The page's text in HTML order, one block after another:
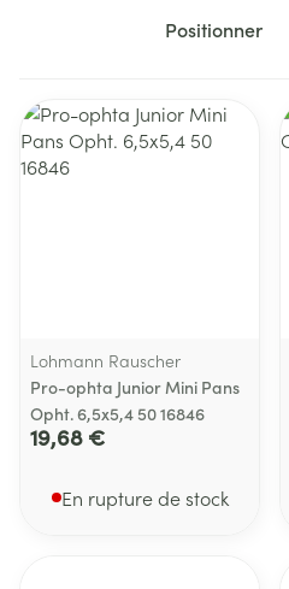
Trier par:
Lohmann Rauscher
Pro-ophta Junior Mini Pans
Opht. 6,5x5,4 50 16846
19,68 €
En rupture de stock